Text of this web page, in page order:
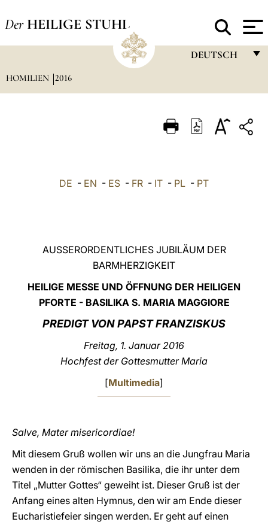
Der HEILIGE STUHL
DEUTSCH
ITALIANO
LATINE
HOMILIEN 2016
DE - EN - ES - FR - IT - PL - PT
AUSSERORDENTLICHES JUBILÄUM DER
BARMHERZIGKEIT
HEILIGE MESSE UND ÖFFNUNG DER HEILIGEN
PFORTE - BASILIKA S. MARIA MAGGIORE
PREDIGT VON PAPST FRANZISKUS
Freitag, 1. Januar 2016
Hochfest der Gottesmutter Maria
[Multimedia]
Salve, Mater misericordiae!
Mit diesem Gruß wollen wir uns an die Jungfrau Maria
wenden in der römischen Basilika, die ihr unter dem
Titel „Mutter Gottes“ geweiht ist. Dieser Gruß ist der
Anfang eines alten Hymnus, den wir am Ende dieser
Eucharistiefeier singen werden. Er geht auf einen